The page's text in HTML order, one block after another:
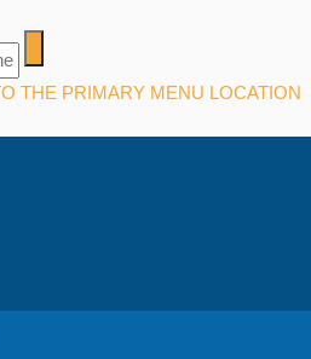
THE PRIMARY MENU LOCATION